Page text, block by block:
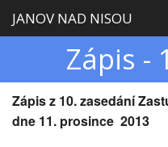
JANOV NAD NISOU
Zastupitelstvo
Zápis -
Zápis z 10. zasedání
dne 11. prosince 2013